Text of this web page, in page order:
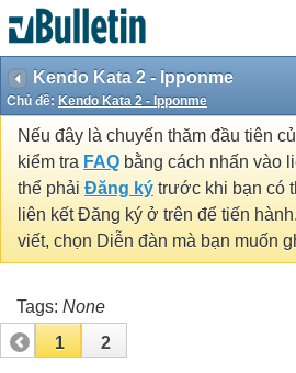
Kendo Kata 2 - Ipponme
Chủ đề: Kendo Kata 2 - Ipponme
Nếu đây là chuyến thăm đầu tiên
kiểm tra FAQ bằng cách nhấn vào
thể phải Đăng ký trước khi bạn có
liên kết Đăng ký ở trên để tiến
viết, chọn Diễn đàn mà bạn muốn
Tags: None
1
2